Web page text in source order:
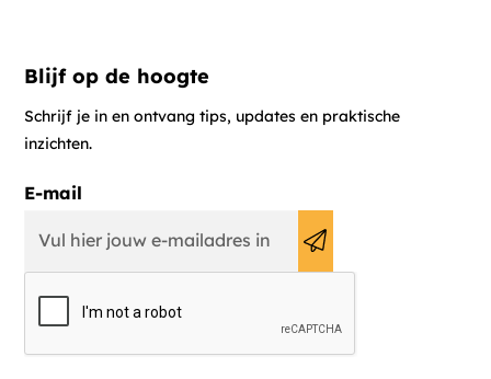
Blijf op de hoogte
Schrijf je in en ontvang tips, updates en praktische
inzichten.
E-mail